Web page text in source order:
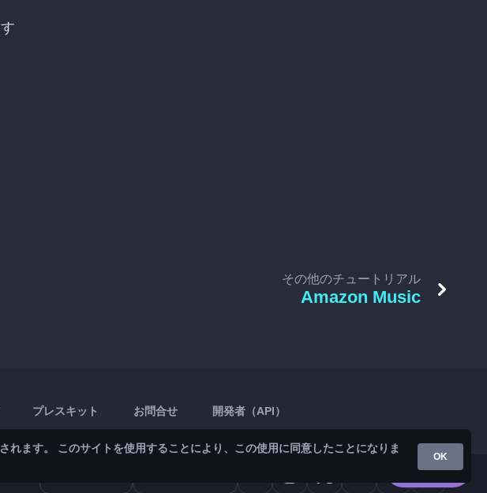
その他のチュートリアル
Amazon Music
プレスキット お問合せ 開発者（API）
ます。 このサイトを使用することにより、この使用に同意したことになりま
OK